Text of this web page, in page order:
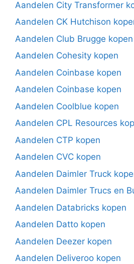
Aandelen City Transformer
Aandelen CK Hutchison
Aandelen Club Brugge kopen
Aandelen Cohesity kopen
Aandelen Coinbase kopen
Aandelen Coinbase kopen
Aandelen Coolblue kopen
Aandelen CPL Resources
Aandelen CTP kopen
Aandelen CVC kopen
Aandelen Daimler Truck
Aandelen Daimler Trucs en
Aandelen Databricks kopen
Aandelen Datto kopen
Aandelen Deezer kopen
Aandelen Deliveroo kopen